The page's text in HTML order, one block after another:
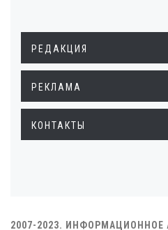
РЕДАКЦИЯ
РЕКЛАМА
КОНТАКТЫ
2007-2023. ИНФОРМАЦИОННОЕ